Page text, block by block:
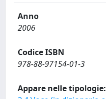
Anno
2006
Codice ISBN
978-88-97154-01-3
Appare nelle tipologie: